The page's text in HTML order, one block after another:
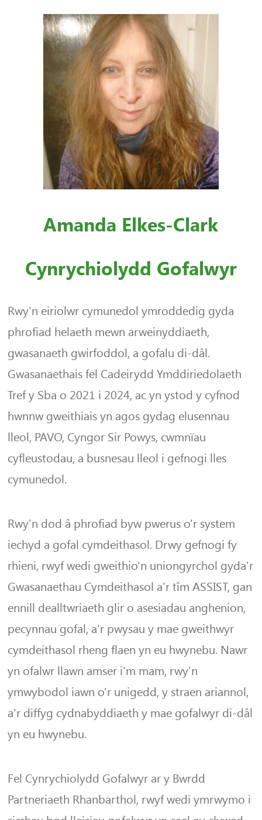
Amanda Elkes-Clark
Cynrychiolydd Gofalwyr
Rwy'n eiriolwr cymunedol ymroddedig gyda
phrofiad helaeth mewn arweinyddiaeth,
gwasanaeth gwirfoddol, a gofalu di-dâl.
Gwasanaethais fel Cadeirydd Ymddiriedolaeth
Tref y Sba o 2021 i 2024, ac yn ystod y cyfnod
hwnnw gweithiais yn agos gydag elusennau
lleol, PAVO, Cyngor Sir Powys, cwmnïau
cyfleustodau, a busnesau lleol i gefnogi lles
cymunedol.
Rwy'n dod â phrofiad byw pwerus o'r system
iechyd a gofal cymdeithasol. Drwy gefnogi fy
rhieni, rwyf wedi gweithio'n uniongyrchol gyda'r
Gwasanaethau Cymdeithasol a'r tîm ASSIST, gan
ennill dealltwriaeth glir o asesiadau anghenion,
pecynnau gofal, a'r pwysau y mae gweithwyr
cymdeithasol rheng flaen yn eu hwynebu. Nawr
yn ofalwr llawn amser i'm mam, rwy'n
ymwybodol iawn o'r unigedd, y straen ariannol,
a'r diffyg cydnabyddiaeth y mae gofalwyr di-dâl
yn eu hwynebu.
Fel Cynrychiolydd Gofalwyr ar y Bwrdd
Partneriaeth Rhanbarthol, rwyf wedi ymrwymo i